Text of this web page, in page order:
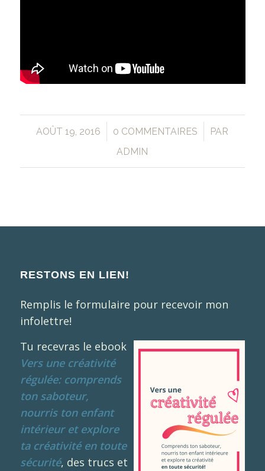
AOÛT 19, 2016
/ 0 COMMENTAIRES
/
PAR
ADMIN
RESTONS EN LIEN!
Remplis le formulaire pour recevoir mon
infolettre!
Tu recevras le ebook
Vers une créativité
régulée: comprends
ton saboteur,
nourris ton enfant
intérieur et explore
ta créativité en toute
sécurité, des trucs et